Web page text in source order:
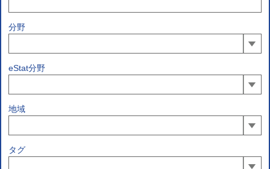
分野
eStat分野
地域
タグ